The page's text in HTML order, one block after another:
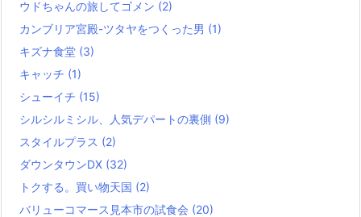
ウドちゃんの旅してゴメン (2)
カンブリア宮殿-ツタヤをつくった男 (1)
キズナ食堂 (3)
キャッチ (1)
シューイチ (15)
シルシルミシル、人気デパートの裏側 (9)
スタイルプラス (2)
ダウンタウンDX (32)
トクする。買い物天国 (2)
バリューコマース見本市の試食会 (20)